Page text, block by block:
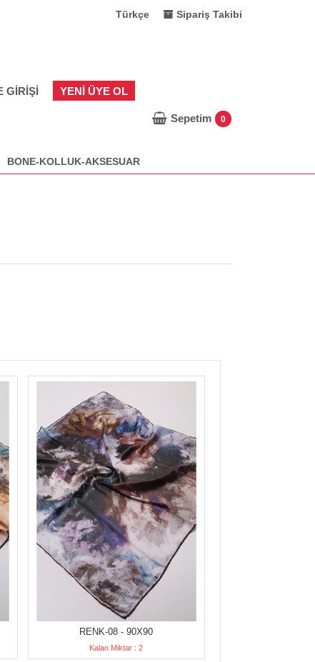
Sipariş Takibi
Türkçe
GIRIŞI YENI ÜYE OL
Sepetim 0
BONE-KOLLUK-AKSESUAR
RENK-08 - 90X90
Kalan Miktar : 2